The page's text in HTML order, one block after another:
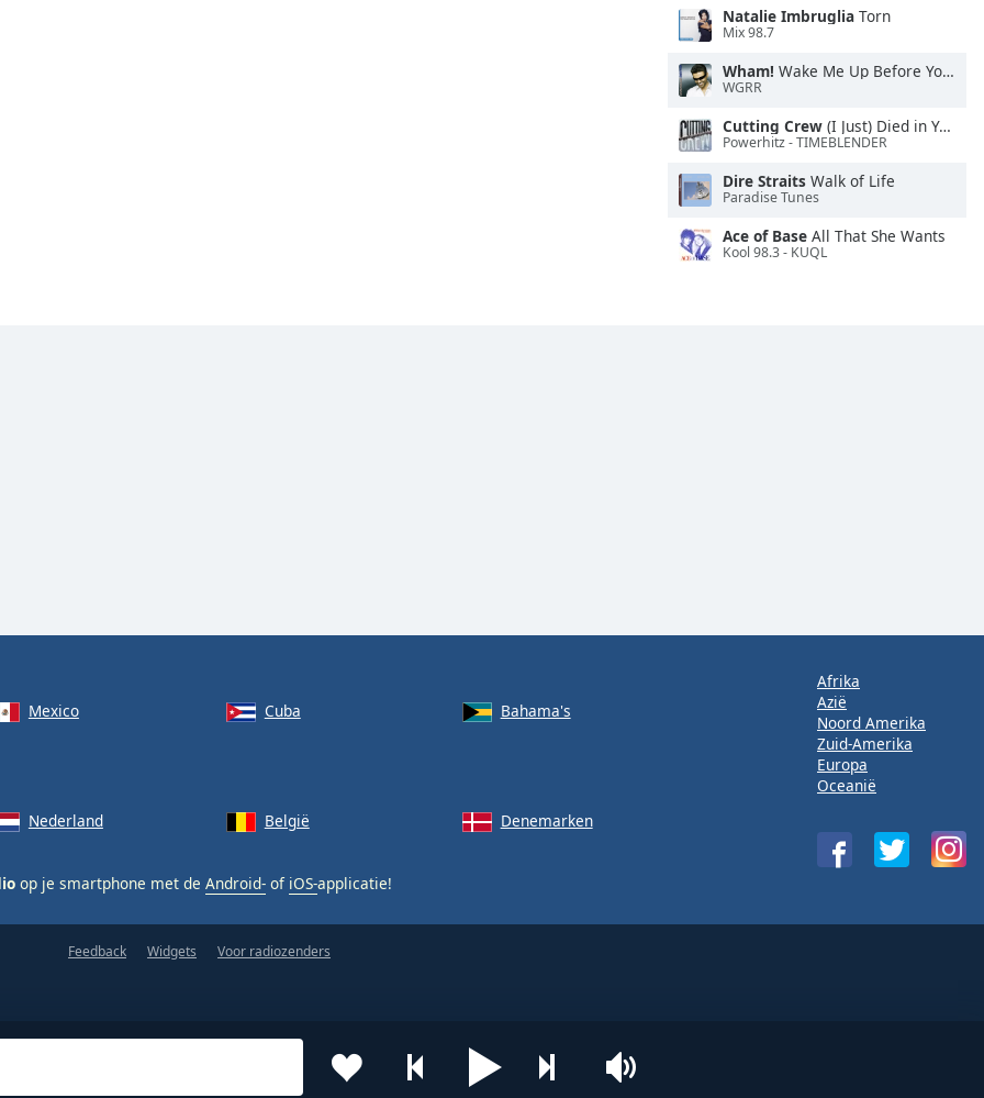
Natalie Imbruglia Torn
Mix 98.7
Wham! Wake Me Up Before You Go-Go
WGRR
Cutting Crew (I Just) Died in Your Arms
Powerhitz - TIMEBLENDER
Dire Straits Walk of Life
Paradise Tunes
Ace of Base All That She Wants
Kool 98.3 - KUQL
Mexico Cuba
Bahama's
Nederland België Denemarken
op je smartphone met de Android- of iOS-applicatie!
Afrika
Azië
Noord Amerika
Zuid-Amerika
Europa
Oceanië
Feedback Widgets Voor radiozenders